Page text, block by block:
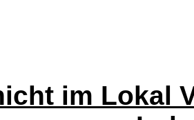
im Lokal